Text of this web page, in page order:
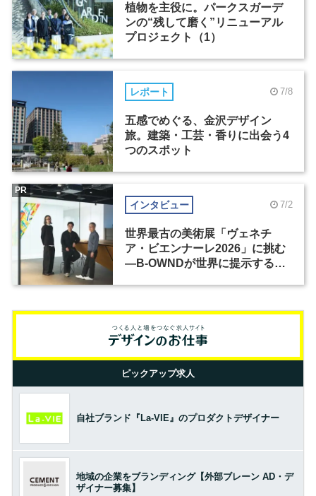
植物を主役に。パークスガーデ
ンの“残して磨く”リニューアル
プロジェクト（1）
レポート 7/8
五感でめぐる、金沢デザイン
旅。建築・工芸・香りに出会う4
つのスポット
インタビュー 7/2
世界最古の美術展「ヴェネチ
ア・ビエンナーレ2026」に挑む
―B-OWNDが世界に提示する美
PR
ピックアップ求人
自社ブランド『La-VIE』のプロダクトデザイナー
地域の企業をブランディング【外部ブレーン AD・デ
ザイナー募集】